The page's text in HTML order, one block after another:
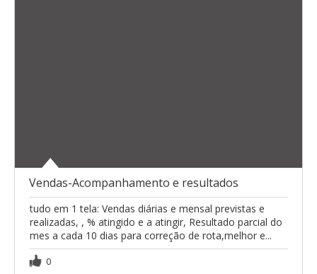
Vendas-Acompanhamento e resultados
tudo em 1 tela: Vendas diárias e mensal previstas e
realizadas, , % atingido e a atingir, Resultado parcial do
mes a cada 10 dias para correção de rota,melhor e...
0